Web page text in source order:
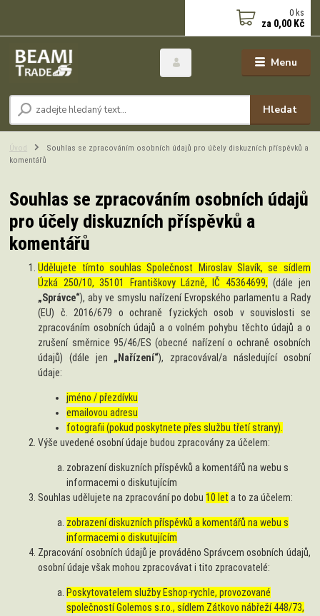
Menu
Hledat
0 ks
za 0,00 Kč
Úvod
Souhlas se zpracováním osobních údajů pro účely diskuzních příspěvků a
komentářů
Souhlas se zpracováním osobních údajů
pro účely diskuzních příspěvků a
komentářů
Udělujete tímto souhlas Společnost Miroslav Slavík, se sídlem
Úzká 250/10, 35101 Františkovy Lázně, IČ 45364699, (dále jen
„Správce“), aby ve smyslu nařízení Evropského parlamentu a Rady
(EU) č. 2016/679 o ochraně fyzických osob v souvislosti se
zpracováním osobních údajů a o volném pohybu těchto údajů a o
zrušení směrnice 95/46/ES (obecné nařízení o ochraně osobních
údajů) (dále jen „Nařízení“), zpracovával/a následující osobní
údaje:
jméno / přezdívku
emailovou adresu
fotografii (pokud poskytnete přes službu třetí strany).
Výše uvedené osobní údaje budou zpracovány za účelem:
zobrazení diskuzních příspěvků a komentářů na webu s
informacemi o diskutujícím
Souhlas udělujete na zpracování po dobu10 let a to za účelem:
zobrazení diskuzních příspěvků a komentářů na webu s
informacemi o diskutujícím
Zpracování osobních údajů je prováděno Správcem osobních údajů,
osobní údaje však mohou zpracovávat i tito zpracovatelé:
Poskytovatelem služby Eshop-rychle, provozované
společností Golemos s.r.o., sídlem Zátkovo nábřeží 448/73,